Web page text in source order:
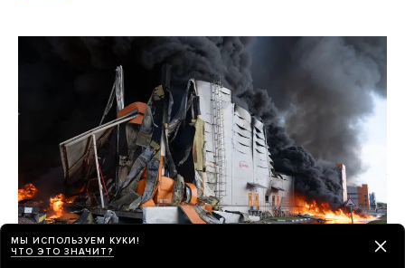
МЫ ИСПОЛЬЗУЕМ КУКИ!
ЧТО ЭТО ЗНАЧИТ?